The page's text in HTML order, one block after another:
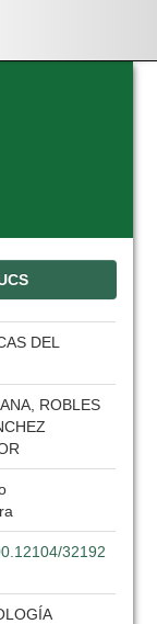
DEL
ROBLES
32192